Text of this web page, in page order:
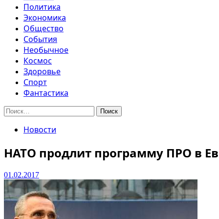
Политика
Экономика
Общество
События
Необычное
Космос
Здоровье
Спорт
Фантастика
Найти:
Новости
НАТО продлит программу ПРО в
01.02.2017